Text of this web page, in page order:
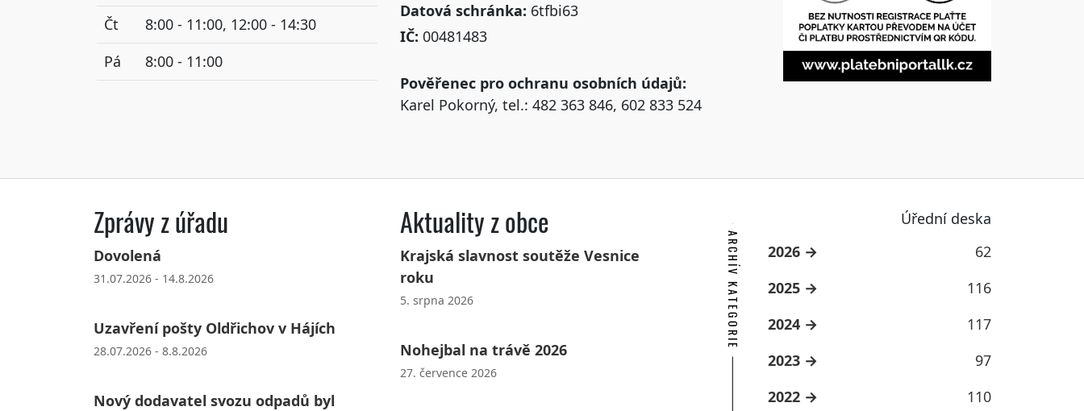
Čt
8:00 - 11:00, 12:00 - 14:30
Pá
8:00 - 11:00
Datová schránka: 6tfbi63
IČ: 00481483
Pověřenec pro ochranu osobních údajů:
Karel Pokorný, tel.: 482 363 846, 602 833 524
Zprávy z úřadu
Dovolená
31.07.2026 - 14.8.2026
Uzavření pošty Oldřichov v Hájích
28.07.2026 - 8.8.2026
Nový dodavatel svozu odpadů byl
Aktuality z obce
Krajská slavnost soutěže Vesnice
roku
5. srpna 2026
Nohejbal na trávě 2026
27. července 2026
Úřední deska
ARCHÍV KATEGORIE 2026
62
2025
116
2024
117
2023
97
2022
110